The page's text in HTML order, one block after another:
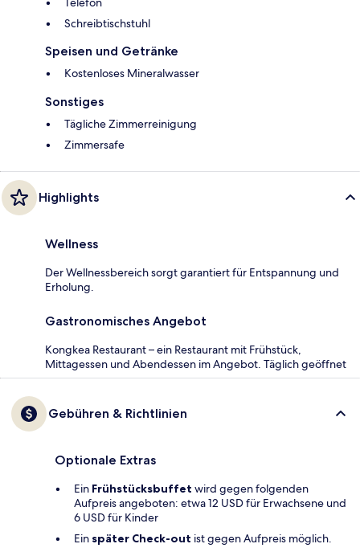
Schreibtischstuhl
Speisen und Getränke
Kostenloses Mineralwasser
Sonstiges
Tägliche Zimmerreinigung
Zimmersafe
Highlights
Wellness
Der Wellnessbereich sorgt garantiert für Entspannung und
Erholung.
Gastronomisches Angebot
Kongkea Restaurant – ein Restaurant mit Frühstück,
Mittagessen und Abendessen im Angebot. Täglich geöffnet
Gebühren & Richtlinien
Optionale Extras
Ein Frühstücksbuffet wird gegen folgenden
Aufpreis angeboten: etwa 12 USD für Erwachsene und
6 USD für Kinder
Ein später Check-out ist gegen Aufpreis möglich.